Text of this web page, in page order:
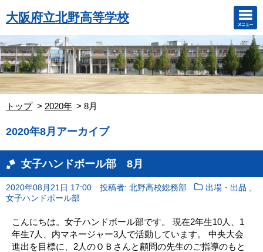
大阪府立北野高等学校
トップ 2020年 8月
2020年8月アーカイブ
女子ハンドボール部 8月
2020年08月21日 17:00 投稿者: 北野高校総務部 出場・出品
女子ハンドボール部
こんにちは。女子ハンドボール部です。 現在2年生10人、1
年生7人、内マネージャー3人で活動しています。 中央大会
進出を目標に、2人のＯＢさんと顧問の先生のご指導のもと